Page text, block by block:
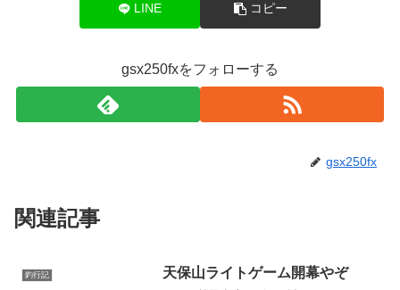
LINE コピー
gsx250fxをフォローする
gsx250fx
関連記事
釣行記 天保山ライトゲーム開幕やぞ